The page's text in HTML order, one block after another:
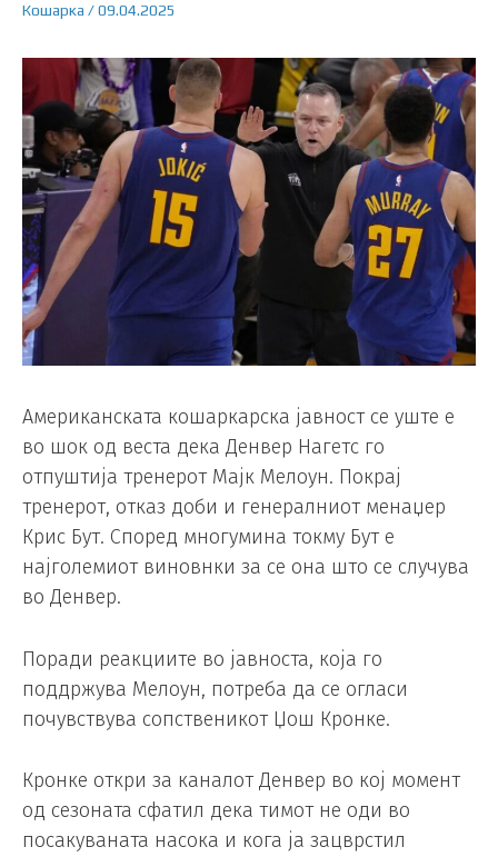
Кошарка /09.04.2025
Американската кошаркарска јавност се уште е
во шок од веста дека Денвер Нагетс го
отпуштија тренерот Мајк Мелоун. Покрај
тренерот, отказ доби и генералниот менаџер
Крис Бут. Според многумина токму Бут е
најголемиот виновнки за се она што се случува
во Денвер.
Поради реакциите во јавноста, која го
поддржува Мелоун, потреба да се огласи
почувствува сопственикот Џош Кронке.
Кронке откри за каналот Денвер во кој момент
од сезоната сфатил дека тимот не оди во
посакуваната насока и кога ја зацврстил